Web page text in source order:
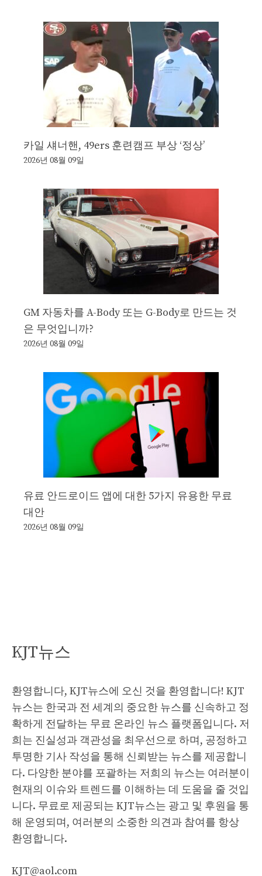
카일 섀너핸, 49ers 훈련캠프 부상 ‘정상’
2026년 08월 09일
GM 자동차를 A-Body 또는 G-Body로 만드는 것
은 무엇입니까?
2026년 08월 09일
유료 안드로이드 앱에 대한 5가지 유용한 무료
대안
2026년 08월 09일
KJT뉴스
환영합니다, KJT뉴스에 오신 것을 환영합니다! KJT
뉴스는 한국과 전 세계의 중요한 뉴스를 신속하고 정
확하게 전달하는 무료 온라인 뉴스 플랫폼입니다. 저
희는 진실성과 객관성을 최우선으로 하며, 공정하고
투명한 기사 작성을 통해 신뢰받는 뉴스를 제공합니
다. 다양한 분야를 포괄하는 저희의 뉴스는 여러분이
현재의 이슈와 트렌드를 이해하는 데 도움을 줄 것입
니다. 무료로 제공되는 KJT뉴스는 광고 및 후원을 통
해 운영되며, 여러분의 소중한 의견과 참여를 항상
환영합니다.
KJT@aol.com